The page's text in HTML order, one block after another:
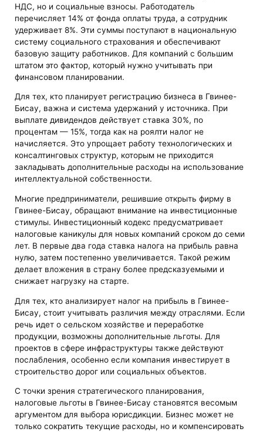
НДС, но и социальные взносы. Работодатель
перечисляет 14% от фонда оплаты труда, а сотрудник
удерживает 8%. Эти суммы поступают в национальную
систему социального страхования и обеспечивают
базовую защиту работников. Для компаний с большим
штатом это фактор, который нужно учитывать при
финансовом планировании.
Для тех, кто планирует регистрацию бизнеса в Гвинее-
Бисау, важна и система удержаний у источника. При
выплате дивидендов действует ставка 30%, по
процентам — 15%, тогда как на роялти налог не
начисляется. Это упрощает работу технологических и
консалтинговых структур, которым не приходится
закладывать дополнительные расходы на использование
интеллектуальной собственности.
Многие предприниматели, решившие открыть фирму в
Гвинее-Бисау, обращают внимание на инвестиционные
стимулы. Инвестиционный кодекс предусматривает
налоговые каникулы для новых компаний сроком до семи
лет. В первые два года ставка налога на прибыль равна
нулю, затем постепенно увеличивается. Такой режим
делает вложения в страну более предсказуемыми и
снижает нагрузку на старте.
Для тех, кто анализирует налог на прибыль в Гвинее-
Бисау, стоит учитывать различия между отраслями. Если
речь идет о сельском хозяйстве и переработке
продукции, возможны дополнительные льготы. Для
проектов в сфере инфраструктуры также действуют
послабления, особенно если компания инвестирует в
строительство дорог или социальных объектов.
С точки зрения стратегического планирования,
налоговые льготы в Гвинее-Бисау становятся весомым
аргументом для выбора юрисдикции. Бизнес может не
только сократить текущие расходы, но и компенсировать